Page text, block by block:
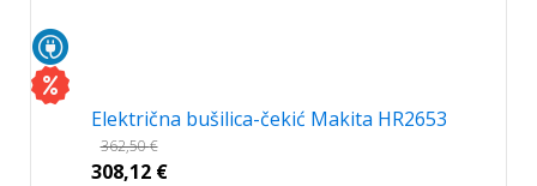
Električna bušilica-čekić Makita HR2653
362,50€
308,12 €